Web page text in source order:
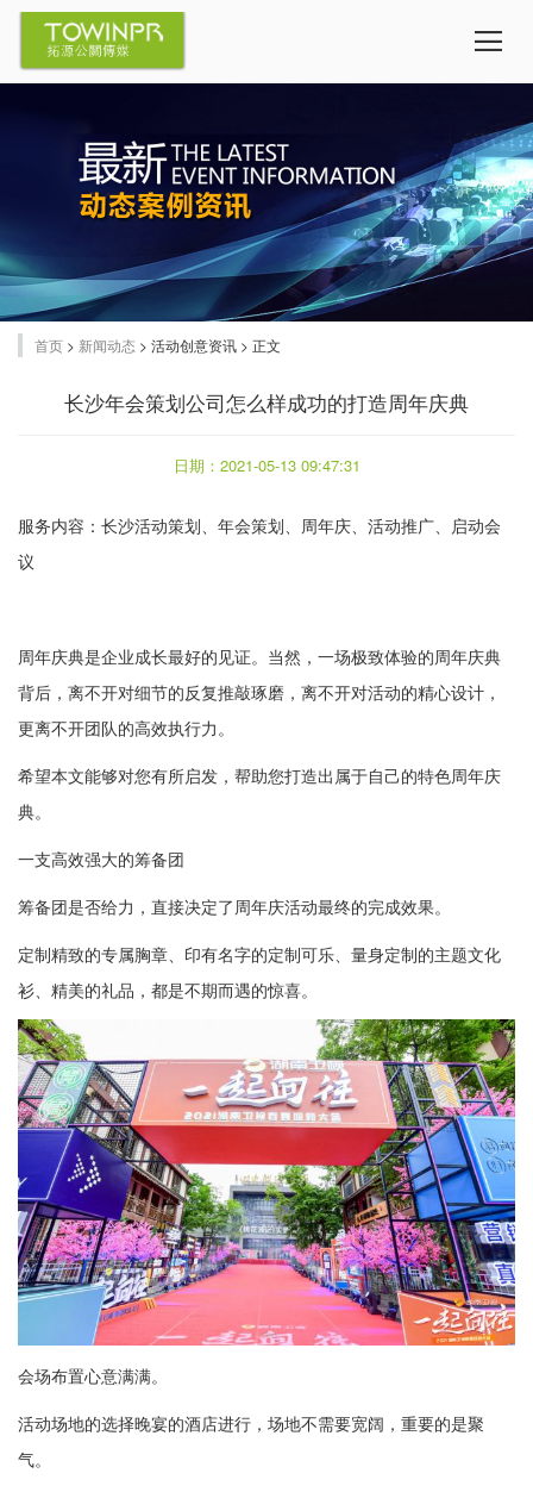
首页 > 新闻动态 > 活动创意资讯 > 正文
长沙年会策划公司怎么样成功的打造周年庆典
日期：2021-05-13 09:47:31
服务内容： 长沙活动策划、 年会策划、 周年庆、 活动推广、 启动会
议
周年庆典是企业成长最好的见证。当然，一场极致体验的周年庆典
背后，离不开对细节的反复推敲琢磨，离不开对活动的精心设计，
更离不开团队的高效执行力。
希望本文能够对您有所启发，帮助您打造出属于自己的特色周年庆
典。
一支高效强大的筹备团
筹备团是否给力，直接决定了周年庆活动最终的完成效果。
定制精致的专属胸章、印有名字的定制可乐、量身定制的主题文化
衫、精美的礼品，都是不期而遇的惊喜。
会场布置心意满满。
活动场地的选择晚宴的酒店进行，场地不需要宽阔，重要的是聚
气。